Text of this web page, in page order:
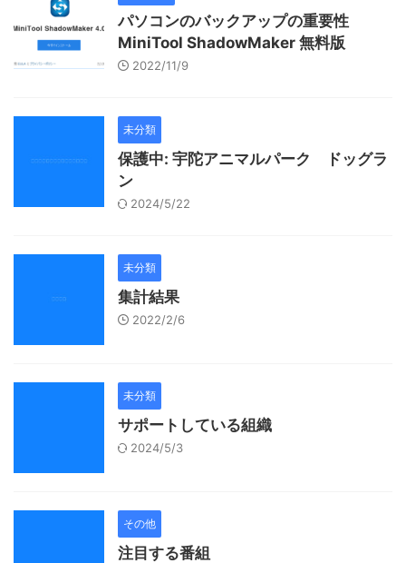
パソコンのバックアップの重要性
MiniTool ShadowMaker 無料版
2022/11/9
未分類
保護中: 宇陀アニマルパーク ドッグラ
ン
2024/5/22
未分類
集計結果
2022/2/6
未分類
サポートしている組織
2024/5/3
その他
注目する番組